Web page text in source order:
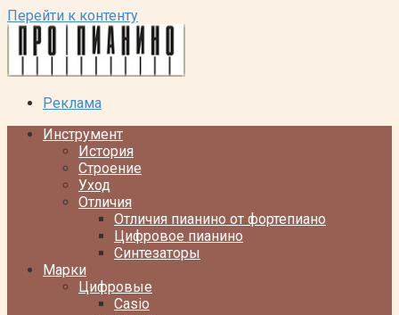
Перейти к контенту
Реклама
Инструмент
История
Строение
Уход
Отличия
Отличия пианино от фортепиано
Цифровое пианино
Синтезаторы
Марки
Цифровые
Casio